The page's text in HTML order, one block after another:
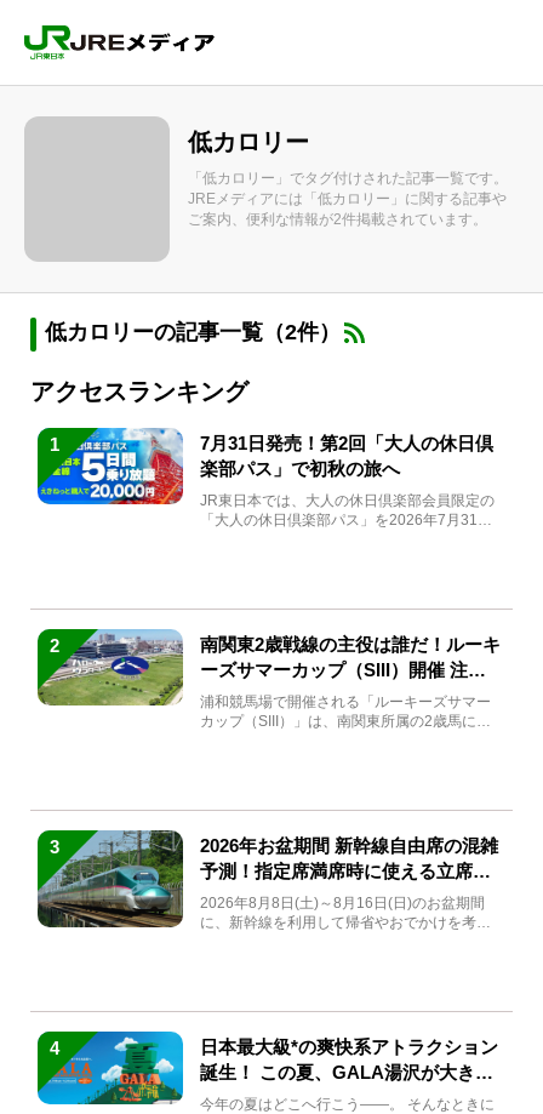
低カロリー
「低カロリー」でタグ付けされた記事一覧です。
JREメディアには「低カロリー」に関する記事や
ご案内、便利な情報が2件掲載されています。
低カロリーの記事一覧（2件）
アクセスランキング
1
7月31日発売！第2回「大人の休日倶
楽部パス」で初秋の旅へ
JR東日本では、大人の休日倶楽部会員限定の
「大人の休日倶楽部パス」を2026年7月31日
2
南関東2歳戦線の主役は誰だ！ルーキ
ーズサマーカップ（SIII）開催 注目
馬と見どころをチェック
浦和競馬場で開催される「ルーキーズサマー
カップ（SIII）」は、南関東所属の2歳馬によ
3
2026年お盆期間 新幹線自由席の混雑
予測！指定席満席時に使える立席特
急券も解説
2026年8月8日(土)～8月16日(日)のお盆期間
に、新幹線を利用して帰省やおでかけを考え
4
日本最大級*の爽快系アトラクション
誕生！ この夏、GALA湯沢が大きく
生まれ変わる
今年の夏はどこへ行こう――。 そんなときに